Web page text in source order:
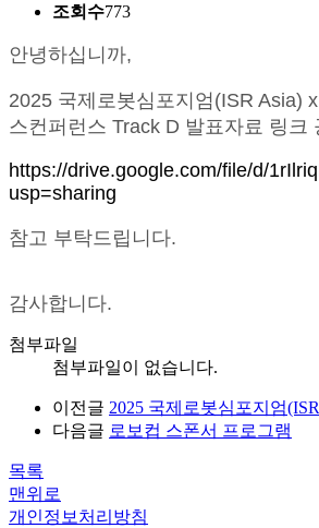
조회수773
안녕하십니까,
2025 국제로봇심포지엄(ISR Asia)
스컨퍼런스 Track D 발표자료 링크
https://drive.google.com/file/d/
usp=sharing
참고 부탁드립니다.
감사합니다.
첨부파일
첨부파일이 없습니다.
이전글 2025 국제로봇심포지엄
다음글 로보컵 스폰서 프로그램
목록
맨위로
개인정보처리방침